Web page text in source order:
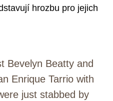
hrozbu pro jejich
Bevelyn Beatty and
Enrique Tarrio with
just stabbed by